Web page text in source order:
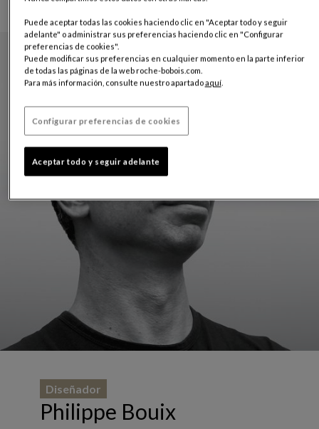
Philippe Bouix
Diseñador
Puede aceptar todas las cookies haciendo clic en "Aceptar todo y seguir
adelante" o administrar sus preferencias haciendo clic en "Configurar
preferencias de cookies".
Puede modificar sus preferencias en cualquier momento en la parte inferior
de todas las páginas de la web roche-bobois.com.
Para más información, consulte nuestro apartadoaquí.
Configurar preferencias de cookies
Aceptar todo y seguir adelante